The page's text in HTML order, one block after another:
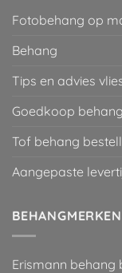
Fotobehang op
Behang
Tips en advies
Goedkoop
Tof behang
Aangepaste
BEHANGMERKEN
Erismann behang